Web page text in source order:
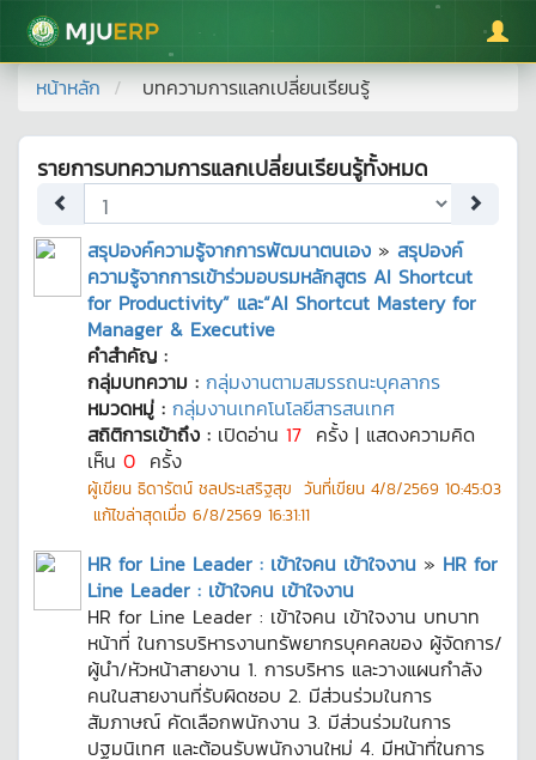
มหาวิทยาลัยแม่โจ้
หน้าหลัก บทความการแลกเปลี่ยนเรียนรู้
รายการบทความการแลกเปลี่ยนเรียนรู้ทั้งหมด
สรุปองค์ความรู้จากการพัฒนาตนเอง » สรุปองค์
ความรู้จากการเข้าร่วมอบรมหลักสูตร AI Shortcut
for Productivity” และ“AI Shortcut Mastery for
Manager & Executive
คำสำคัญ :
กลุ่มบทความ : กลุ่มงานตามสมรรถนะบุคลากร
หมวดหมู่ : กลุ่มงานเทคโนโลยีสารสนเทศ
สถิติการเข้าถึง : เปิดอ่าน 17 ครั้ง | แสดงความคิด
เห็น 0 ครั้ง
ผู้เขียน ธิดารัตน์ ชลประเสริฐสุข วันที่เขียน 4/8/2569 10:45:03
แก้ไขล่าสุดเมื่อ 6/8/2569 16:31:11
HR for Line Leader : เข้าใจคน เข้าใจงาน » HR for
Line Leader : เข้าใจคน เข้าใจงาน
HR for Line Leader : เข้าใจคน เข้าใจงาน บทบาท
หน้าที่ ในการบริหารงานทรัพยากรบุคคลของ ผู้จัดการ/
ผู้นำ/หัวหน้าสายงาน 1. การบริหาร และวางแผนกำลัง
คนในสายงานที่รับผิดชอบ 2. มีส่วนร่วมในการ
สัมภาษณ์ คัดเลือกพนักงาน 3. มีส่วนร่วมในการ
ปฐมนิเทศ และต้อนรับพนักงานใหม่ 4. มีหน้าที่ในการ